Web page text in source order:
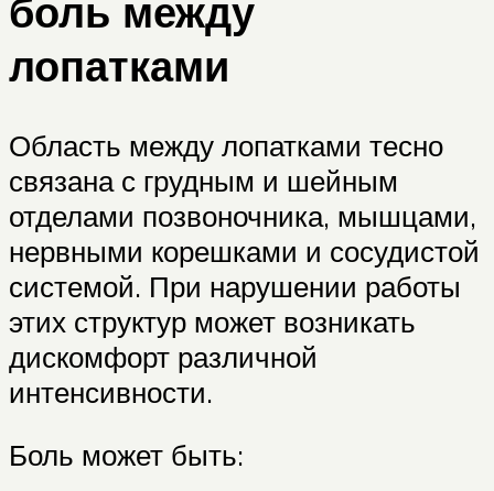
боль между
лопатками
Область между лопатками тесно
связана с грудным и шейным
отделами позвоночника, мышцами,
нервными корешками и сосудистой
системой. При нарушении работы
этих структур может возникать
дискомфорт различной
интенсивности.
Боль может быть: